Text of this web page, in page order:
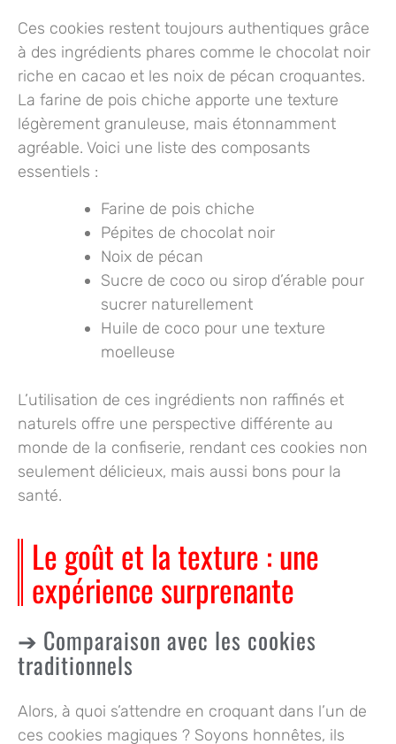
Ces cookies restent toujours authentiques grâce
à des ingrédients phares comme le chocolat noir
riche en cacao et les noix de pécan croquantes.
La farine de pois chiche apporte une texture
légèrement granuleuse, mais étonnamment
agréable. Voici une liste des composants
essentiels :
Farine de pois chiche
Pépites de chocolat noir
Noix de pécan
Sucre de coco ou sirop d’érable pour
sucrer naturellement
Huile de coco pour une texture
moelleuse
L’utilisation de ces ingrédients non raffinés et
naturels offre une perspective différente au
monde de la confiserie, rendant ces cookies non
seulement délicieux, mais aussi bons pour la
santé.
Le goût et la texture : une
expérience surprenante
Comparaison avec les cookies
traditionnels
Alors, à quoi s’attendre en croquant dans l’un de
ces cookies magiques ? Soyons honnêtes, ils